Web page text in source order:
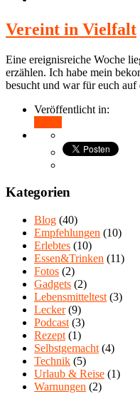
Vereint in Vielfalt
Eine ereignisreiche Woche
erzählen. Ich habe mein
besucht und war für euch
Veröffentlicht in:
Kategorien
Blog (40)
Empfehlungen (10)
Erlebtes (10)
Essen&Trinken (11)
Fotos (2)
Gadgets (2)
Lebensmitteltest (3)
Lecker(9)
Podcast (3)
Rezept (1)
Selbstgemacht (4)
Technik (5)
Urlaub & Reise (1)
Warnungen (2)